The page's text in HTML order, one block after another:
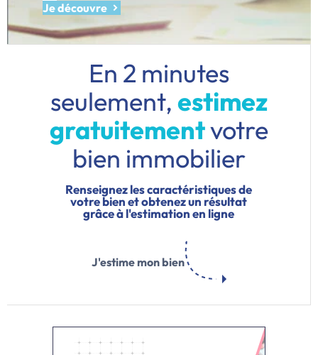
Je découvre
En 2 minutes
seulement, estimez
gratuitementvotre
bien immobilier
Renseignez les caractéristiques de
votre bien et obtenez un résultat
grâce à l'estimation en ligne
J'estime mon bien